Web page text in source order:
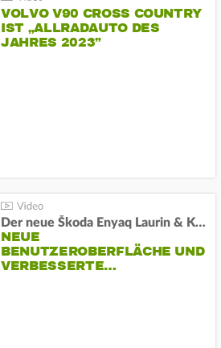
VOLVO V90 CROSS COUNTRY
IST „ALLRADAUTO DES
JAHRES 2023”
Der neue Škoda Enyaq Laurin & Klement
NEUE
BENUTZEROBERFLÄCHE UND
VERBESSERTE…